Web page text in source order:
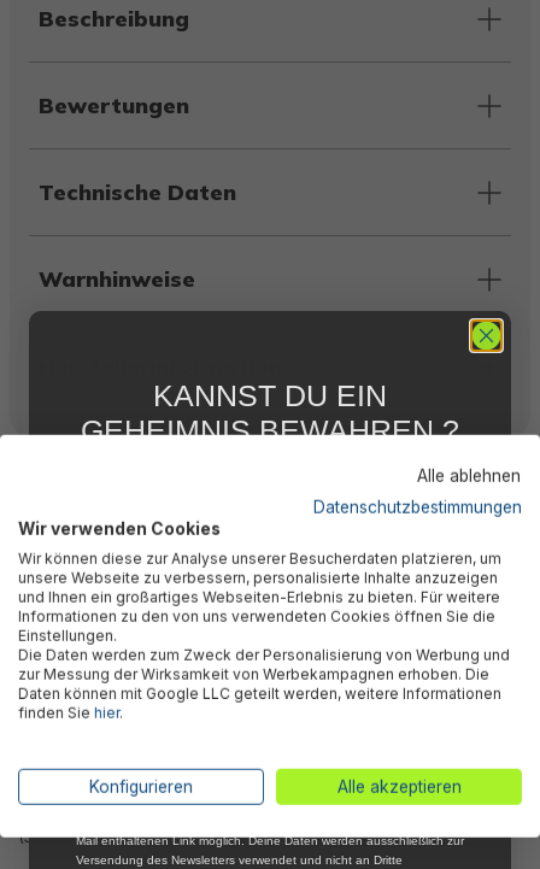
Beschreibung
Bewertungen
Technische Daten
Warnhinweise
Bestway® Ersatzteil
Filterdeckel-Dichtung für
(58381)
Bestway® Ersatzteil
Filterdeckel-Dichtung für
Filterpumpen
Alle ablehnen
Datenschutzbestimmungen
Wir verwenden Cookies
Wir können diese zur Analyse unserer Besucherdaten platzieren, um
unsere Webseite zu verbessern, personalisierte Inhalte anzuzeigen
und Ihnen ein großartiges Webseiten-Erlebnis zu bieten. Für weitere
Informationen zu den von uns verwendeten Cookies öffnen Sie die
Einstellungen.
Die Daten werden zum Zweck der Personalisierung von Werbung und
zur Messung der Wirksamkeit von Werbekampagnen erhoben. Die
Daten können mit Google LLC geteilt werden, weitere Informationen
finden Sie hier.
Konfigurieren Alle akzeptieren
KANNST DU EIN
GEHEIMNIS BEWAHREN ?
FÜR DICH
Abonniere jetzt unseren kostenlosen
Newsletter, verpasse keine Neuigkeiten und
Aktionen mehr und sichere Dir 5 %
Willkommensrabatt auf nicht reduzierte Ware
bei Deiner ersten Bestellung !*
Email
*Mit der Anmeldung zum Newsletter stimmst du zu, regelmäßig per E-
Mail über aktuelle Angebote, Aktionen und Produktneuheiten
Mail enthaltenen Link möglich. Deine Daten werden ausschließlich zur
Versendung des Newsletters verwendet und nicht an Dritte